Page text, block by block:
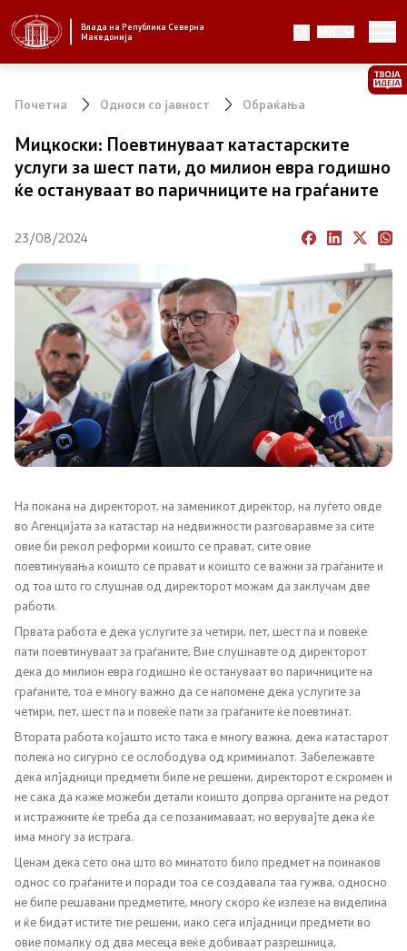
Влада на Република Северна
Македонија
MK
Стратешки приоритети и програма
Завршени планови
Национални стратегии
Влада
Претседател на Владата
Канцеларија на Претседателот на Владата
Заменици на Претседателот на Владата
Состав на Владата
Министерства
СОЗР
Комисии
Органи во состав
Национални координатори
Генерален Секретаријат
Односи со јавност
Канцеларија на портпарол
Медија центар
Почетна Односи со јавност Обраќања
Мицкоски: Поевтинуваат катастарските
услуги за шест пати, до милион евра годишно
ќе остануваат во паричниците на граѓаните
23/08/2024
На покана на директорот, на заменикот директор, на луѓето овде
во Агенцијата за катастар на недвижности разговаравме за сите
овие би рекол реформи коишто се прават, сите овие
поевтинувања коишто се прават и коишто се важни за граѓаните и
од тоа што го слушнав од директорот можам да заклучам две
работи.
Првата работа е дека услугите за четири, пет, шест па и повеќе
пати поевтинуваат за граѓаните, Вие слушнавте од директорот
дека до милион евра годишно ќе остануваат во паричниците на
граѓаните, тоа е многу важно да се напомене дека услугите за
четири, пет, шест па и повеќе пати за граѓаните ќе поевтинат.
Втората работа којашто исто така е многу важна, дека катастарот
полека но сигурно се ослободува од криминалот. Забележавте
дека илјадници предмети биле не решени, директорот е скромен и
не сака да каже можеби детали коишто допрва органите на редот
и истражните ќе треба да се позанимаваат, но верувајте дека ќе
има многу за истрага.
Ценам дека сето она што во минатото било предмет на поинаков
однос со граѓаните и поради тоа се создавала таа гужва, односно
не биле решавани предметите, многу скоро ќе излезе на виделина
и ќе бидат истите тие решени, иако сега илјадници предмети во
овие помалку од два месеца веќе добиваат разрешница,